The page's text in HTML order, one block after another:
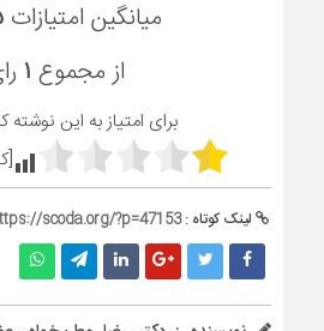
میانگین امتیازات
از مجموع ۱
برای امتیاز به این
لینک کوتاه :scoda.org/?p=47153